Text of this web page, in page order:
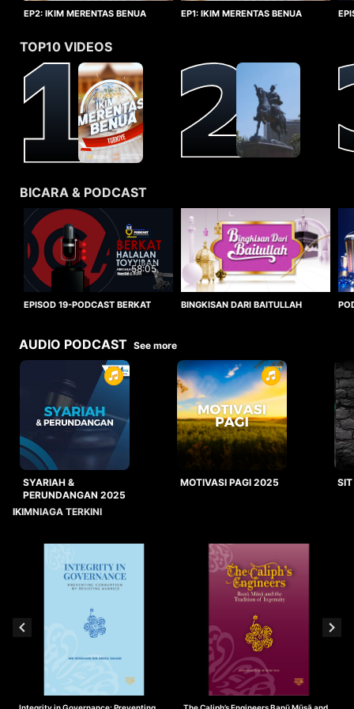
EP2: IKIM MERENTAS BENUA
EP1: IKIM MERENTAS BENUA
TOP10 VIDEOS
BICARA & PODCAST
58:05
EPISOD 19-PODCAST BERKAT
BINGKISAN DARI BAITULLAH
AUDIO PODCAST See more
SYARIAH &
PERUNDANGAN 2025
MOTIVASI PAGI 2025
IKIMNIAGA TERKINI